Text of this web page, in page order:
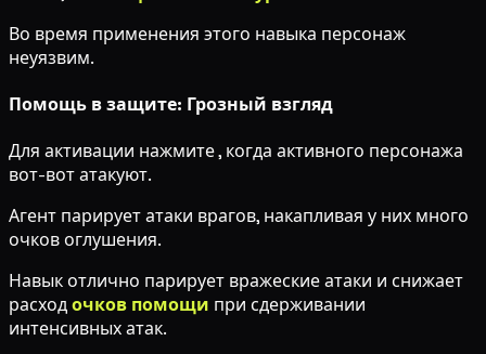
Во время применения этого навыка персонаж
неуязвим.
Помощь в защите: Грозный взгляд
Для активации нажмите, когда активного персонажа
вот-вот атакуют.
Агент парирует атаки врагов, накапливая у них много
очков оглушения.
Навык отлично парирует вражеские атаки и снижает
расходочков помощи при сдерживании
интенсивных атак.